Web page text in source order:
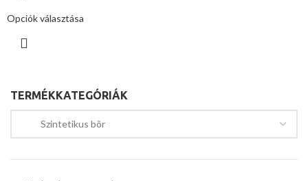
TERMÉKKATEGÓRIÁK
Opciók választása